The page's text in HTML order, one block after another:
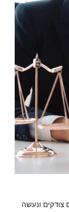
צודקים ונעשה